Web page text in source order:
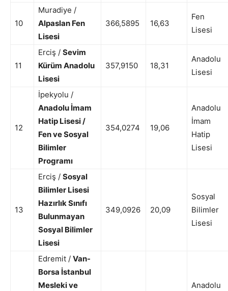
10
Muradiye /
Alpaslan Fen
Lisesi
366,5895 16,63
Fen
Lisesi
11
Erciş / Sevim
Kürüm Anadolu
Lisesi
357,9150 18,31
Anadolu
Lisesi
12
İpekyolu /
Anadolu İmam
Hatip Lisesi /
Fen ve Sosyal
Bilimler
Programı
354,0274 19,06
Anadolu
İmam
Hatip
Lisesi
13
Erciş / Sosyal
Bilimler Lisesi
Hazırlık Sınıfı
Bulunmayan
Sosyal Bilimler
Lisesi
349,0926 20,09
Sosyal
Bilimler
Lisesi
Edremit / Van-
Borsa İstanbul
Mesleki ve
Anadolu